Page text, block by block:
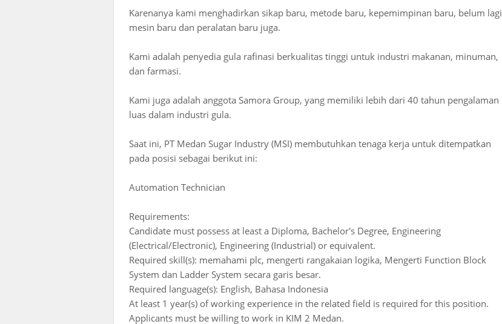
Karenanya kami menghadirkan sikap baru, metode baru, kepemimpinan baru, belum lagi
mesin baru dan peralatan baru juga.
Kami adalah penyedia gula rafinasi berkualitas tinggi untuk industri makanan, minuman,
dan farmasi.
Kami juga adalah anggota Samora Group, yang memiliki lebih dari 40 tahun pengalaman
luas dalam industri gula.
Saat ini, PT Medan Sugar Industry (MSI) membutuhkan tenaga kerja untuk ditempatkan
pada posisi sebagai berikut ini:
Automation Technician
Requirements:
Candidate must possess at least a Diploma, Bachelor's Degree, Engineering
(Electrical/Electronic), Engineering (Industrial) or equivalent.
Required skill(s): memahami plc, mengerti rangakaian logika, Mengerti Function Block
System dan Ladder System secara garis besar.
Required language(s): English, Bahasa Indonesia
At least 1 year(s) of working experience in the related field is required for this position.
Applicants must be willing to work in KIM 2 Medan.